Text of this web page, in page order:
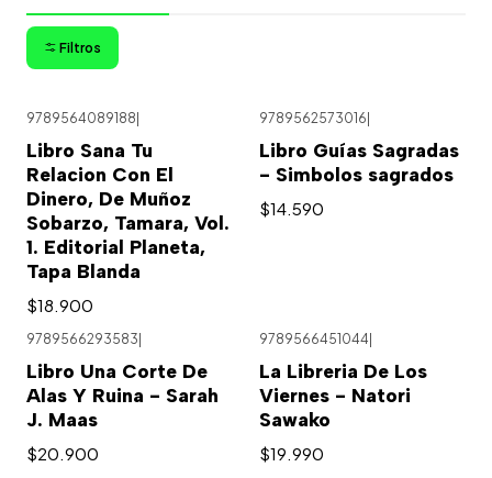
Filtros
9789564089188|
Libro Sana Tu
Relacion Con El
Dinero, De Muñoz
Sobarzo, Tamara, Vol.
1. Editorial Planeta,
Tapa Blanda
$18.900
9789562573016|
Libro Guías Sagradas
- Simbolos sagrados
$14.590
9789566293583
Libro Una Corte De
Alas Y Ruina - Sarah
J. Maas
$20.900
9789566451044
La Libreria De Los
Viernes - Natori
Sawako
$19.990